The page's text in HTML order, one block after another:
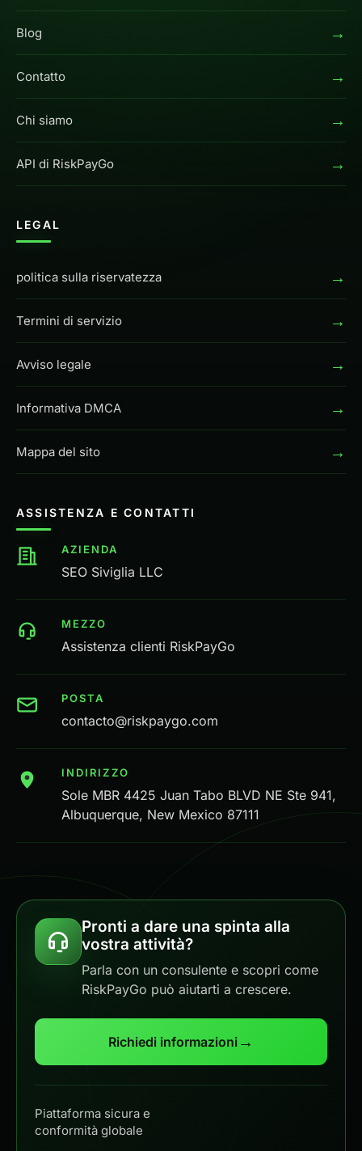
Blog →
Contatto →
Chi siamo →
API di RiskPayGo →
LEGAL
politica sulla riservatezza →
Termini di servizio →
Avviso legale →
Informativa DMCA →
Mappa del sito →
ASSISTENZA E CONTATTI
AZIENDA
SEO Siviglia LLC
MEZZO
Assistenza clienti RiskPayGo
POSTA
contacto@riskpaygo.com
INDIRIZZO
Sole MBR 4425 Juan Tabo BLVD NE Ste 941,
Albuquerque, New Mexico 87111
Pronti a dare una spinta alla
vostra attività?
Parla con un consulente e scopri come
RiskPayGo può aiutarti a crescere.
Richiedi informazioni →
Piattaforma sicura e
conformità globale